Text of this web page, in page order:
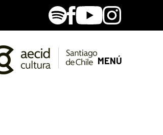
SpotifyFacebook
YoutubeInstagram
MENÚ